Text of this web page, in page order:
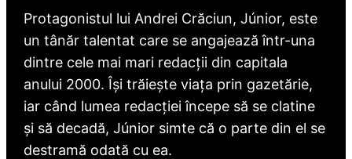
Protagonistul lui Andrei Crăciun, Júnior, este
un tânăr talentat care se angajează într-una
dintre cele mai mari redacții din capitala
anului 2000. Își trăiește viața prin gazetărie,
iar când lumea redacției începe să se clatine
și să decadă, Júnior simte că o parte din el se
destramă odată cu ea.